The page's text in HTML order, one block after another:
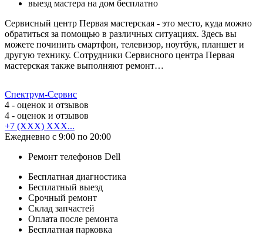
выезд мастера на дом бесплатно
Сервисный центр Первая мастерская - это место, куда можно
обратиться за помощью в различных ситуациях. Здесь вы
можете починить смартфон, телевизор, ноутбук, планшет и
другую технику. Сотрудники Сервисного центра Первая
мастерская также выполняют ремонт…
Спектрум-Сервис
4 - оценок и отзывов
4 - оценок и отзывов
+7 (XXX) XXX...
Ежедневно с 9:00 по 20:00
Ремонт телефонов Dell
Бесплатная диагностика
Бесплатный выезд
Срочный ремонт
Cклад запчастей
Оплата после ремонта
Бесплатная парковка